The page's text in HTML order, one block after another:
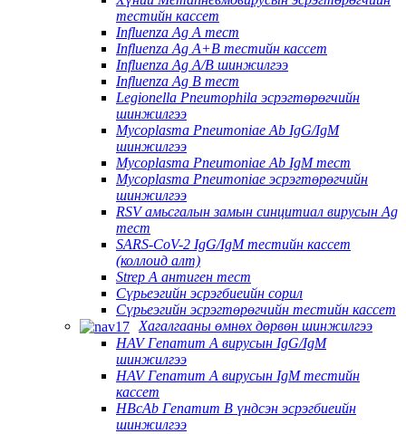
тестийн кассет
Influenza Ag A тест
Influenza Ag A+B тестийн кассет
Influenza Ag A/B шинжилгээ
Influenza Ag B тест
Legionella Pneumophila эсрэгтөрөгчийн
шинжилгээ
Mycoplasma Pneumoniae Ab IgG/IgM
шинжилгээ
Mycoplasma Pneumoniae Ab IgM тест
Mycoplasma Pneumoniae эсрэгтөрөгчийн
шинжилгээ
RSV амьсгалын замын синцитиал вирусын Ag
тест
SARS-CoV-2 IgG/IgM тестийн кассет
(коллоид алт)
Strep A антиген тест
Сүрьеэгийн эсрэгбиеийн сорил
Сүрьеэгийн эсрэгтөрөгчийн тестийн кассет
Хагалгааны өмнөх дөрвөн шинжилгээ
HAV Гепатит А вирусын IgG/IgM
шинжилгээ
HAV Гепатит А вирусын IgM тестийн
кассет
HBcAb Гепатит В үндсэн эсрэгбиеийн
шинжилгээ